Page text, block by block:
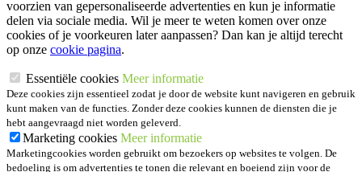
voorzien van gepersonaliseerde advertenties en kun je informatie
delen via sociale media. Wil je meer te weten komen over onze
cookies of je voorkeuren later aanpassen? Dan kan je altijd terecht
op onze cookie pagina.
Essentiële cookies Meer informatie
Deze cookies zijn essentieel zodat je door de website kunt navigeren en gebruik
kunt maken van de functies. Zonder deze cookies kunnen de diensten die je
hebt aangevraagd niet worden geleverd.
Marketing cookies Meer informatie
Marketingcookies worden gebruikt om bezoekers op websites te volgen. De
bedoeling is om advertenties te tonen die relevant en boeiend zijn voor de